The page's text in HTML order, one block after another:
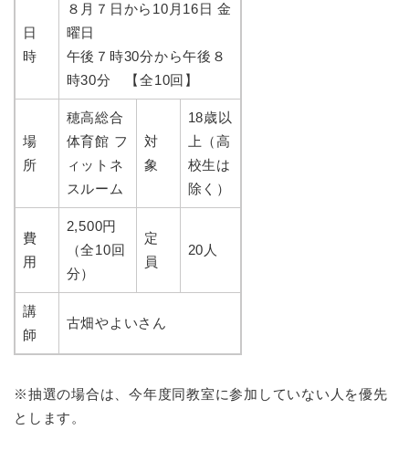
日
時
８月７日から10月16日 金
曜日
午後７時30分から午後８
時30分 【全10回】
場
所
穂高総合
体育館 フ
ィットネ
スルーム
対
象
18歳以
上（高
校生は
除く）
費
用
2,500円
（全10回
分）
定
員
20人
講
師
古畑やよいさん
※抽選の場合は、今年度同教室に参加していない人を優先
とします。